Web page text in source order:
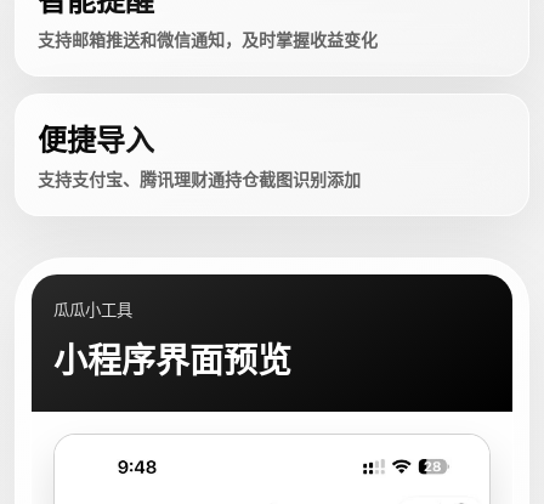
支持邮箱推送和微信通知，及时掌握收益变化
便捷导入
支持支付宝、腾讯理财通持仓截图识别添加
瓜瓜小工具
小程序界面预览